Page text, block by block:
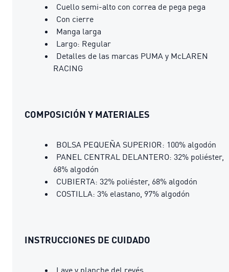
Cuello semi-alto con correa de pega pega
Con cierre
Manga larga
Largo: Regular
Detalles de las marcas PUMA y McLAREN
RACING
COMPOSICIÓN Y MATERIALES
BOLSA PEQUEÑA SUPERIOR: 100% algodón
PANEL CENTRAL DELANTERO: 32% poliéster,
68% algodón
CUBIERTA: 32% poliéster, 68% algodón
COSTILLA: 3% elastano, 97% algodón
INSTRUCCIONES DE CUIDADO
Lave y planche del revés